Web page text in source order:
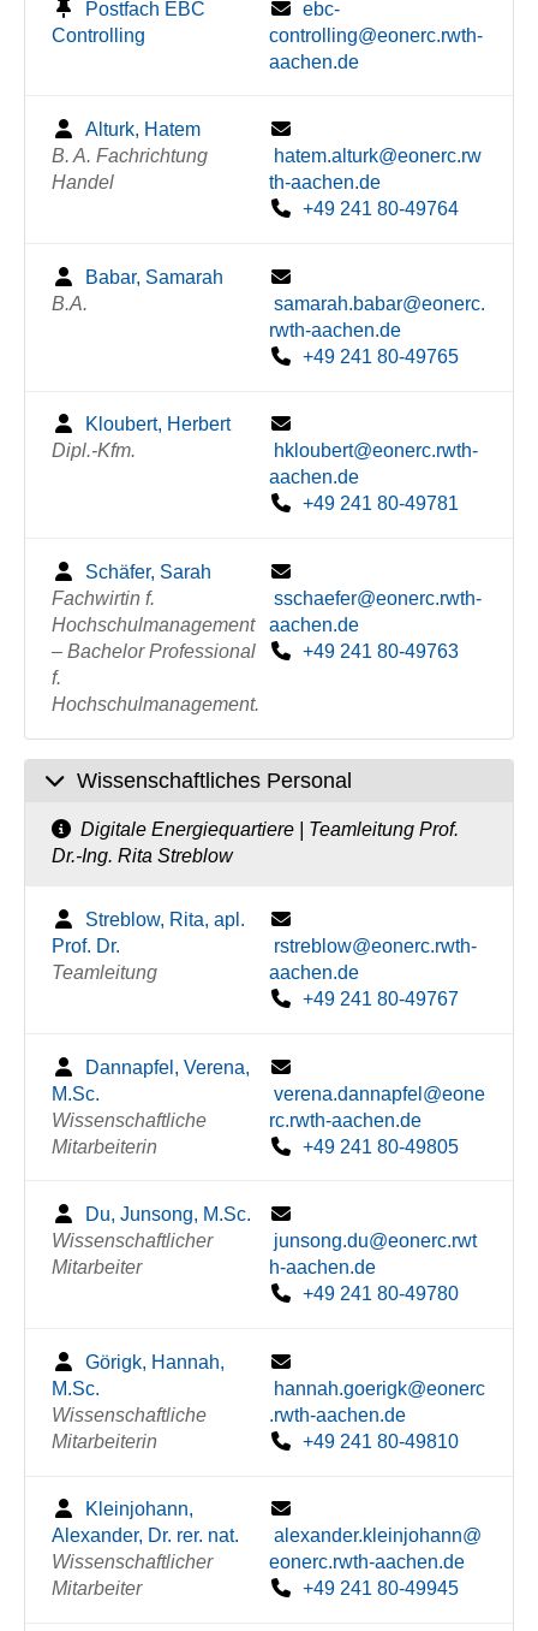
Postfach EBC
Controlling
ebc-
controlling@eonerc.rwth-
aachen.de
Alturk, Hatem
B. A. Fachrichtung
Handel
hatem.alturk@eonerc.rw
th-aachen.de
+49 241 80-49764
Babar, Samarah
B.A.
samarah.babar@eonerc.
rwth-aachen.de
+49 241 80-49765
Kloubert, Herbert
Dipl.-Kfm.
hkloubert@eonerc.rwth-
aachen.de
+49 241 80-49781
Schäfer, Sarah
Fachwirtin f.
Hochschulmanagement
– Bachelor Professional
f.
Hochschulmanagement.
sschaefer@eonerc.rwth-
aachen.de
+49 241 80-49763
Wissenschaftliches Personal
Digitale Energiequartiere | Teamleitung Prof.
Dr.-Ing. Rita Streblow
Streblow, Rita, apl.
Prof. Dr.
Teamleitung
rstreblow@eonerc.rwth-
aachen.de
+49 241 80-49767
Dannapfel, Verena,
M.Sc.
Wissenschaftliche
Mitarbeiterin
verena.dannapfel@eone
rc.rwth-aachen.de
+49 241 80-49805
Du, Junsong, M.Sc.
Wissenschaftlicher
Mitarbeiter
junsong.du@eonerc.rwt
h-aachen.de
+49 241 80-49780
Görigk, Hannah,
M.Sc.
Wissenschaftliche
Mitarbeiterin
hannah.goerigk@eonerc
.rwth-aachen.de
+49 241 80-49810
Kleinjohann,
Alexander, Dr. rer. nat.
Wissenschaftlicher
Mitarbeiter
alexander.kleinjohann@
eonerc.rwth-aachen.de
+49 241 80-49945